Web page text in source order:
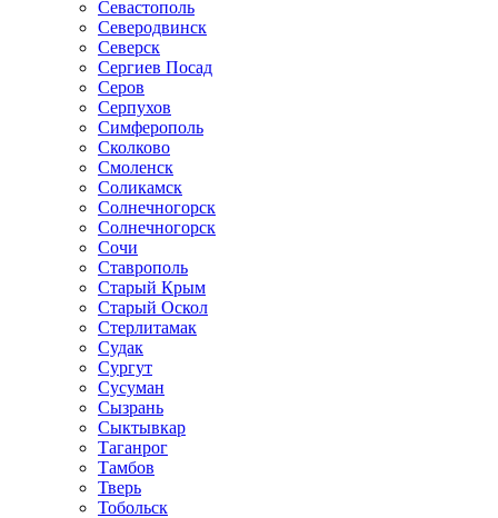
Севастополь
Северодвинск
Северск
Сергиев Посад
Серов
Серпухов
Симферополь
Сколково
Смоленск
Соликамск
Солнечногорск
Солнечногорск
Сочи
Ставрополь
Старый Крым
Старый Оскол
Стерлитамак
Судак
Сургут
Сусуман
Сызрань
Сыктывкар
Таганрог
Тамбов
Тверь
Тобольск